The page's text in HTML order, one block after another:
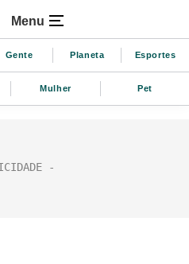
Menu
Gente Planeta Esportes
Mulher Pet